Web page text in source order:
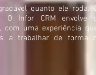
quanto ele roda.
O Infor CRM envolve
com uma experiência
a trabalhar de forma